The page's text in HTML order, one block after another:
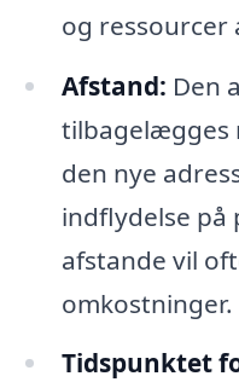
og ressourcer
Afstand: Den
tilbagelægges
den nye
indflydelse
afstande vil
omkostninger.
Tidspunktet